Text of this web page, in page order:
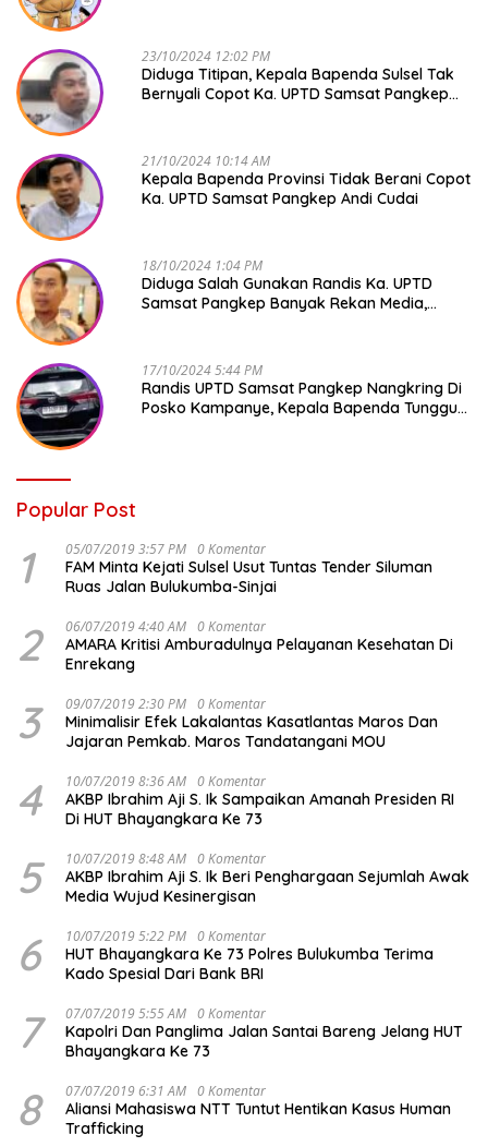
23/10/2024 12:02 PM
Diduga Titipan, Kepala Bapenda Sulsel Tak
Bernyali Copot Ka. UPTD Samsat Pangkep
21/10/2024 10:14 AM
Kepala Bapenda Provinsi Tidak Berani Copot
Ka. UPTD Samsat Pangkep Andi Cudai
18/10/2024 1:04 PM
Diduga Salah Gunakan Randis Ka. UPTD
Samsat Pangkep Banyak Rekan Media,
17/10/2024 5:44 PM
Randis UPTD Samsat Pangkep Nangkring Di
Posko Kampanye, Kepala Bapenda Tunggu
Popular Post
1 05/07/2019 3:57 PM 0 Komentar
FAM Minta Kejati Sulsel Usut Tuntas Tender Siluman
Ruas Jalan Bulukumba-Sinjai
2 06/07/2019 4:40 AM 0 Komentar
AMARA Kritisi Amburadulnya Pelayanan Kesehatan Di
Enrekang
3 09/07/2019 2:30 PM 0 Komentar
Minimalisir Efek Lakalantas Kasatlantas Maros Dan
Jajaran Pemkab. Maros Tandatangani MOU
4 10/07/2019 8:36 AM 0 Komentar
AKBP Ibrahim Aji S. Ik Sampaikan Amanah Presiden RI
Di HUT Bhayangkara Ke 73
5 10/07/2019 8:48 AM 0 Komentar
AKBP Ibrahim Aji S. Ik Beri Penghargaan Sejumlah Awak
Media Wujud Kesinergisan
6 10/07/2019 5:22 PM 0 Komentar
HUT Bhayangkara Ke 73 Polres Bulukumba Terima
Kado Spesial Dari Bank BRI
7 07/07/2019 5:55 AM 0 Komentar
Kapolri Dan Panglima Jalan Santai Bareng Jelang HUT
Bhayangkara Ke 73
8 07/07/2019 6:31 AM 0 Komentar
Aliansi Mahasiswa NTT Tuntut Hentikan Kasus Human
Trafficking